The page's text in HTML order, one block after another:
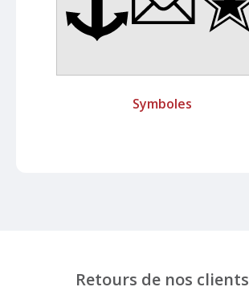
Symboles
Retours de nos clients